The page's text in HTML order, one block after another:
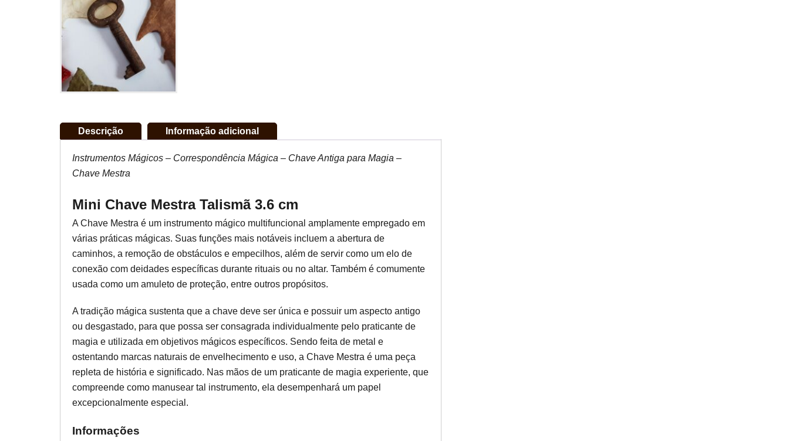
Descrição Informação adicional
Instrumentos Mágicos – Correspondência Mágica – Chave Antiga para Magia –
Chave Mestra
Mini Chave Mestra Talismã 3.6 cm
A Chave Mestra é um instrumento mágico multifuncional amplamente empregado em
várias práticas mágicas. Suas funções mais notáveis incluem a abertura de
caminhos, a remoção de obstáculos e empecilhos, além de servir como um elo de
conexão com deidades específicas durante rituais ou no altar. Também é comumente
usada como um amuleto de proteção, entre outros propósitos.
A tradição mágica sustenta que a chave deve ser única e possuir um aspecto antigo
ou desgastado, para que possa ser consagrada individualmente pelo praticante de
magia e utilizada em objetivos mágicos específicos. Sendo feita de metal e
ostentando marcas naturais de envelhecimento e uso, a Chave Mestra é uma peça
repleta de história e significado. Nas mãos de um praticante de magia experiente, que
compreende como manusear tal instrumento, ela desempenhará um papel
excepcionalmente especial.
Informações